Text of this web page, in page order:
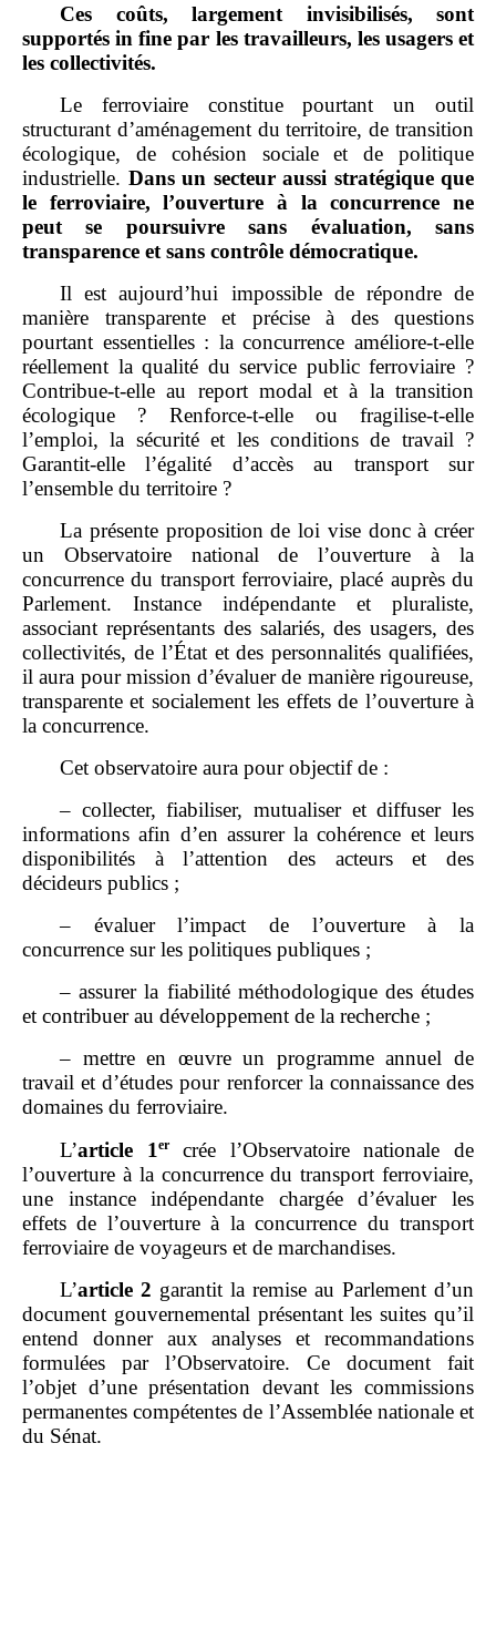
Ces coûts, largement invisibilisés, sont
supportés in fine par les travailleurs, les usagers et
les collectivités.
Le ferroviaire constitue pourtant un outil
structurant d’aménagement du territoire, de transition
écologique, de cohésion sociale et de politique
industrielle. Dans un secteur aussi stratégique que
le ferroviaire, l’ouverture à la concurrence ne
peut se poursuivre sans évaluation, sans
transparence et sans contrôle démocratique.
Il est aujourd’hui impossible de répondre de
manière transparente et précise à des questions
pourtant essentielles : la concurrence améliore‑t‑elle
réellement la qualité du service public ferroviaire ?
Contribue‑t‑elle au report modal et à la transition
écologique ? Renforce‑t‑elle ou fragilise‑t‑elle
l’emploi, la sécurité et les conditions de travail ?
Garantit‑elle l’égalité d’accès au transport sur
l’ensemble du territoire ?
La présente proposition de loi vise donc à créer
un Observatoire national de l’ouverture à la
concurrence du transport ferroviaire, placé auprès du
Parlement. Instance indépendante et pluraliste,
associant représentants des salariés, des usagers, des
collectivités, de l’État et des personnalités qualifiées,
il aura pour mission d’évaluer de manière rigoureuse,
transparente et socialement les effets de l’ouverture à
la concurrence.
Cet observatoire aura pour objectif de :
– collecter, fiabiliser, mutualiser et diffuser les
informations afin d’en assurer la cohérence et leurs
disponibilités à l’attention des acteurs et des
décideurs publics ;
– évaluer l’impact de l’ouverture à la
concurrence sur les politiques publiques ;
– assurer la fiabilité méthodologique des études
et contribuer au développement de la recherche ;
– mettre en œuvre un programme annuel de
travail et d’études pour renforcer la connaissance des
domaines du ferroviaire.
L’article 1 ercrée l’Observatoire nationale de
l’ouverture à la concurrence du transport ferroviaire,
une instance indépendante chargée d’évaluer les
effets de l’ouverture à la concurrence du transport
ferroviaire de voyageurs et de marchandises.
L’article 2 garantit la remise au Parlement d’un
document gouvernemental présentant les suites qu’il
entend donner aux analyses et recommandations
formulées par l’Observatoire. Ce document fait
l’objet d’une présentation devant les commissions
permanentes compétentes de l’Assemblée nationale et
du Sénat.